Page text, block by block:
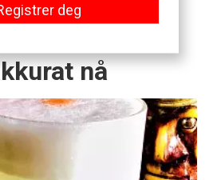
deg
nå